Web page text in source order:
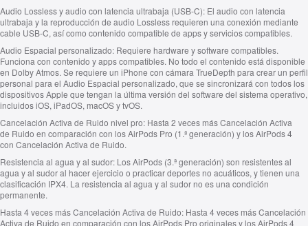
Audio Lossless y audio con latencia ultrabaja (USB‑C):El audio con latencia
ultrabaja y la reproducción de audio Lossless requieren una conexión mediante
cable USB‑C, así como contenido compatible de apps y servicios compatibles.
Audio Espacial personalizado:Requiere hardware y software compatibles.
Funciona con contenido y apps compatibles. No todo el contenido está disponible
en Dolby Atmos. Se requiere un iPhone con cámara TrueDepth para crear un perfil
personal para el Audio Espacial personalizado, que se sincronizará con todos los
dispositivos Apple que tengan la última versión del software del sistema operativo,
incluidos iOS, iPadOS, macOS y tvOS.
Cancelación Activa de Ruido nivel pro:Hasta 2 veces más Cancelación Activa
de Ruido en comparación con los AirPods Pro (1.ª generación) y los AirPods 4
con Cancelación Activa de Ruido.
Resistencia al agua y al sudor:Los AirPods (3.ª generación) son resistentes al
agua y al sudor al hacer ejercicio o practicar deportes no acuáticos, y tienen una
clasificación IPX4. La resistencia al agua y al sudor no es una condición
permanente.
Hasta 4 veces más Cancelación Activa de Ruido:Hasta 4 veces más Cancelación
Activa de Ruido en comparación con los AirPods Pro originales y los AirPods 4